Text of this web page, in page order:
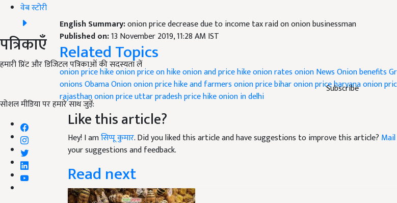
वेब स्टोरी
पत्रिकाएँ
हमारी प्रिंट और डिजिटल पत्रिकाओं की सदस्यता लें
Subscribe
सोशल मीडिया पर हमारे साथ जुड़ें:
English Summary:onion price decrease due to income tax raid on onion businessman
Published on:13 November 2019, 11:28 AM IST
Related Topics
onion price hikeonion price on hikeonion and price hikeonion ratesonion NewsOnion benefits
onionsObama Oniononion price hike and farmersonion price biharonion price haryanaonion
rajasthanonion price uttar pradeshprice hike onion in delhi
Like this article?
Hey! I amसिप्पू कुमार. Did you liked this article and have suggestions to improve this article? Mail
your suggestions and feedback.
Read next